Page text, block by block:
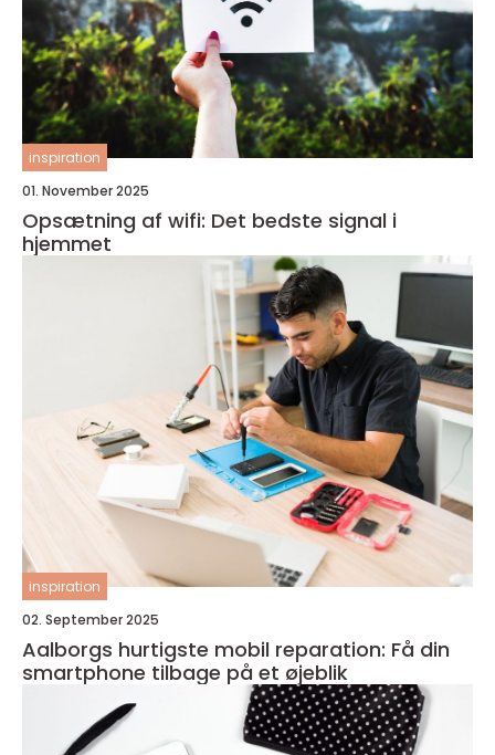
inspiration
01. November 2025
Opsætning af wifi: Det bedste signal i
hjemmet
inspiration
02. September 2025
Aalborgs hurtigste mobil reparation: Få din
smartphone tilbage på et øjeblik